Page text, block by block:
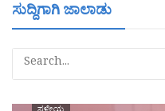
ಸುದ್ದಿಗಾಗಿ ಜಾಲಾಡು